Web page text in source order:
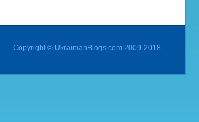
Copyright © UkrainianBlogs.com 2009-2018